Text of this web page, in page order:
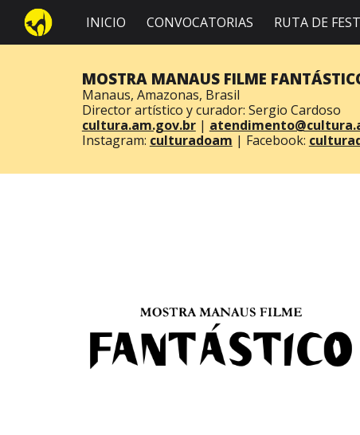
INICIO CONVOCATORIAS RUTA DE
MOSTRA MANAUS FILME
Manaus, Amazonas, Brasil
Director artístico y curador: Sergio Cardoso
cultura.am.gov.br|
Instagram: culturadoam | Facebook: